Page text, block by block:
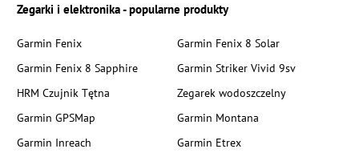
Zegarki i elektronika - popularne produkty
Garmin Fenix
Garmin Fenix 8 Solar
Garmin Fenix 8 Sapphire
Garmin Striker Vivid 9sv
HRM Czujnik Tętna
Zegarek wodoszczelny
Garmin GPSMap
Garmin Montana
Garmin Inreach
Garmin Etrex